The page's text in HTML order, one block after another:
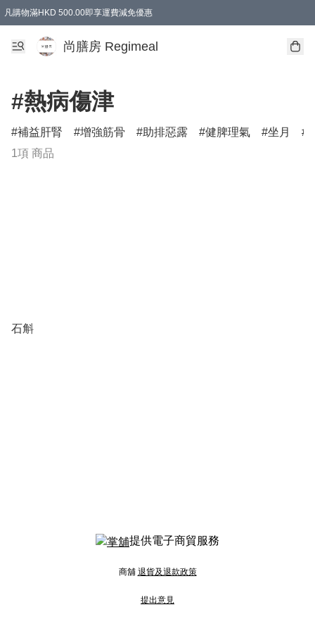
凡購物滿HKD 500.00即享運費減免優惠
尚膳房 Regimeal
#熱病傷津
補益肝腎 增強筋骨 助排惡露 健脾理氣 坐月
1項 商品
石斛
提供電子商貿服務
商舖 退貨及退款政策
提出意見